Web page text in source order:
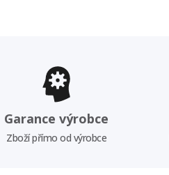
Garance výrobce
Zboží přímo od výrobce